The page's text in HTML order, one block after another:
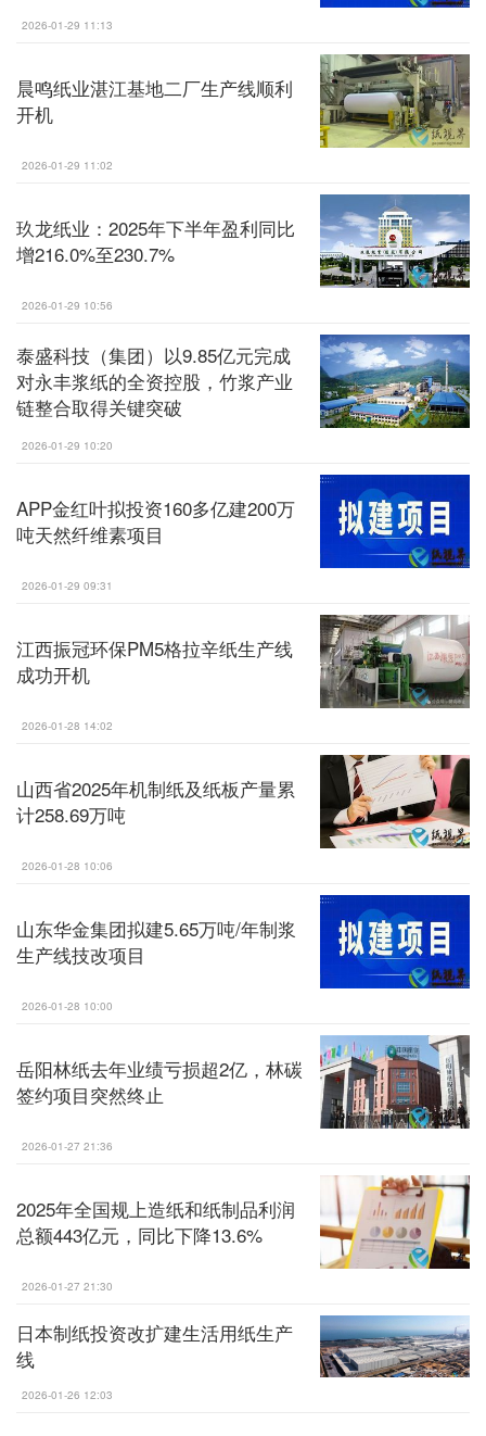
2026-01-29 11:13
晨鸣纸业湛江基地二厂生产线顺利
开机
2026-01-29 11:02
玖龙纸业：2025年下半年盈利同比
增216.0%至230.7%
2026-01-29 10:56
泰盛科技（集团）以9.85亿元完成
对永丰浆纸的全资控股，竹浆产业
链整合取得关键突破
2026-01-29 10:20
APP金红叶拟投资160多亿建200万
吨天然纤维素项目
2026-01-29 09:31
江西振冠环保PM5格拉辛纸生产线
成功开机
2026-01-28 14:02
山西省2025年机制纸及纸板产量累
计258.69万吨
2026-01-28 10:06
山东华金集团拟建5.65万吨/年制浆
生产线技改项目
2026-01-28 10:00
岳阳林纸去年业绩亏损超2亿，林碳
签约项目突然终止
2026-01-27 21:36
2025年全国规上造纸和纸制品利润
总额443亿元，同比下降13.6%
2026-01-27 21:30
日本制纸投资改扩建生活用纸生产
线
2026-01-26 12:03